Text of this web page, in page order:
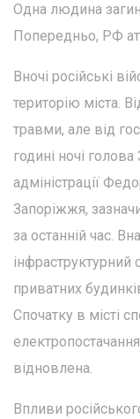
Одна людина
Попередньо, РФ
Вночі російські
територію міста.
травми, але від
годині ночі
адміністрації
Запоріжжя,
за останній час.
інфраструктурний
приватних
Спочатку в місті
відновлена.
Впливи